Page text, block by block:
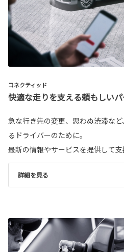
コネクティッド
快適な走りを支える頼もしいパ
急な行き先の変更、思わぬ渋滞な
るドライバーのために。
最新の情報やサービスを提供して支
詳細を見る